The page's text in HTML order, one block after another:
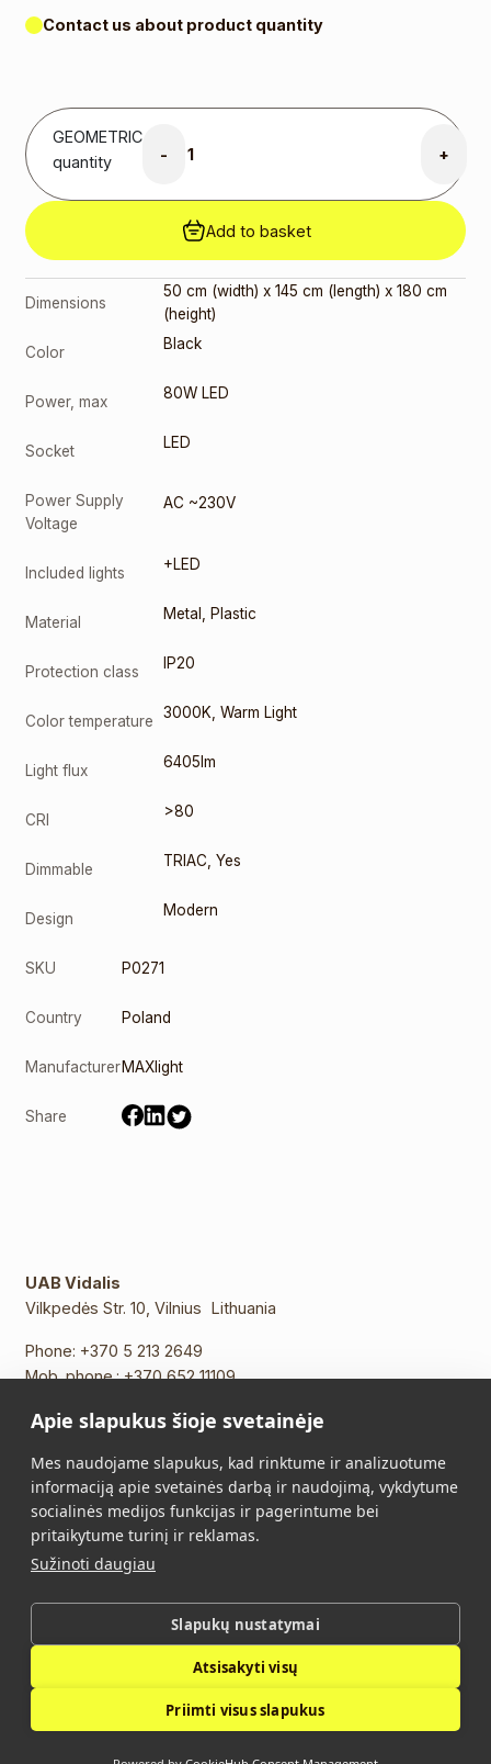
Contact us about product quantity
GEOMETRIC
quantity
- +
Add to basket
Dimensions
50 cm (width) x 145 cm (length) x 180 cm
(height)
Color Black
Power, max 80W LED
Socket LED
Power Supply
Voltage
AC ~230V
Included lights +LED
Material Metal Plastic
Protection class IP20
Color temperature 3000K ,Warm Light
Light flux 6405lm
CRI >80
Dimmable TRIAC ,Yes
Design Modern
SKU P0271
Country Poland
ManufacturerMAXlight
Share
UAB Vidalis
Vilkpedės Str. 10, Vilnius Lithuania
Phone: +370 5 213 2649
Mob. phone.:+370 652 11109
About Us Contacts
Purchase Terms and
Conditions
Vidalis © 2026. All rights reserved.
Apie slapukus šioje svetainėje
Mes naudojame slapukus, kad rinktume ir analizuotume
informaciją apie svetainės darbą ir naudojimą, vykdytume
socialinės medijos funkcijas ir pagerintume bei
pritaikytume turinį ir reklamas.
Sužinoti daugiau
Slapukų nustatymai
Atsisakyti visų
Priimti visus slapukus